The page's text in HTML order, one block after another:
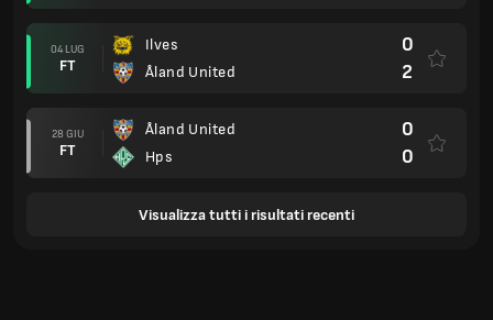
04 LUG
FT
Ilves
Åland United
0
2
28 GIU
FT
Åland United
Hps
0
0
Visualizza tutti i risultati recenti